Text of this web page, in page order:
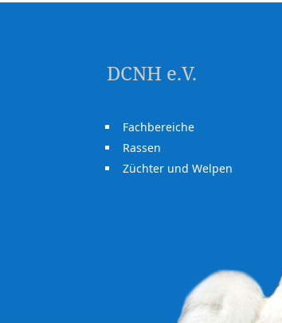
DCNH e.V.
Fachbereiche
Rassen
Züchter und Welpen